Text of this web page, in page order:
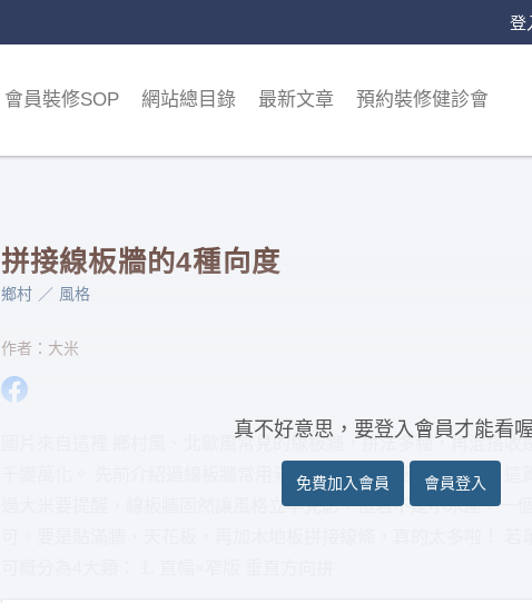
登
會員裝修SOP 網站總目錄 最新文章 預約裝修健診會
拼接線板牆的4種向度
鄉村 風格
作者：大米
圖片來自這裡 鄉村風、北歐風常見的線板牆，拼法多種，再混搭收
千變萬化。 先前介紹過線板牆常用素材，多為企口板或木心板。這
過大米要提醒，線板牆固然讓風格立竿見影，但若不是小木屋，一
真不好意思，要登入會員才能看喔
免費加入會員 會員登入